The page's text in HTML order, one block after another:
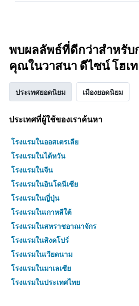
พบผลลัพธ์ที่ดีกว่าสำหรับ
คุณในวาสนา ดีไซน์ โฮเ
ประเทศยอดนิยม เมืองยอดนิยม
ประเทศที่ผู้ใช้ของเราค้นหา
โรงแรมในออสเตรเลีย
โรงแรมในไต้หวัน
โรงแรมในจีน
โรงแรมในอินโดนีเซีย
โรงแรมในญี่ปุ่น
โรงแรมในเกาหลีใต้
โรงแรมในสหราชอาณาจักร
โรงแรมในสิงคโปร์
โรงแรมในเวียดนาม
โรงแรมในมาเลเซีย
โรงแรมในประเทศไทย